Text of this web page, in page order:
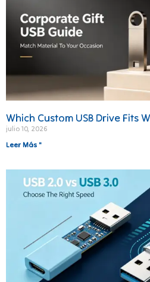
Which Custom USB Drive Fits
julio 10, 2026
Leer Más "